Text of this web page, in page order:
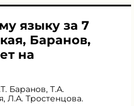
языку за 7
Баранов,
на
Баранов, Т.А.
, Л.А. Тростенцова.